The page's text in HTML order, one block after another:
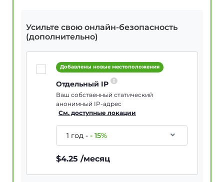
Усильте свою онлайн-безопасность
(дополнительно)
Добавлены новые местоположения
Отдельный IP
Ваш собственный статический
анонимный IP-адрес
См. доступные локации
1 год--15%
$4.25 /месяц